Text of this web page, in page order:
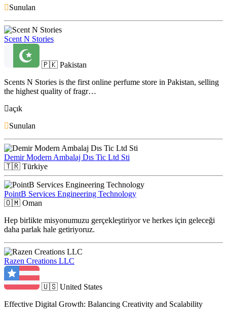
Sunulan
Scent N Stories
🇵🇰 Pakistan
Scents N Stories is the first online perfume store in Pakistan, selling
the highest quality of fragr…
açık
Sunulan
Demir Modern Ambalaj Dıs Tic Ltd Sti
🇹🇷 Türkiye
PointB Services Engineering Technology
🇴🇲 Oman
Hep birlikte misyonumuzu gerçekleştiriyor ve herkes için geleceği
daha parlak hale getiriyoruz.
Razen Creations LLC
🇺🇸 United States
Effective Digital Growth: Balancing Creativity and Scalability